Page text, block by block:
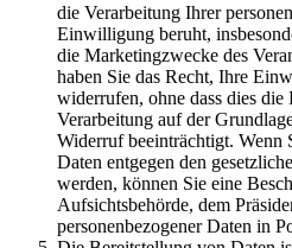
die Verarbeitung Ihrer
Einwilligung beruht,
die Marketingzwecke des
haben Sie das Recht, Ihre
widerrufen, ohne dass dies die
Verarbeitung auf der
Widerruf beeinträchtigt. Wenn
Daten entgegen den
werden, können Sie eine
Aufsichtsbehörde, dem
personenbezogener Daten in